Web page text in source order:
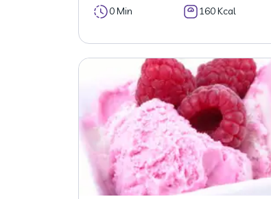
0 Min 160 Kcal